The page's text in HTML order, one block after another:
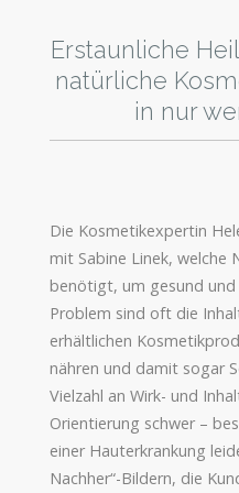
Erstaunliche
natürliche
in nur
Die Kosmetikexpertin
mit Sabine Linek, welche
benötigt, um gesund und
Problem sind oft die
erhältlichen
nähren und damit sogar
Vielzahl an Wirk- und
Orientierung schwer –
einer Hauterkrankung
Nachher“-Bildern, die